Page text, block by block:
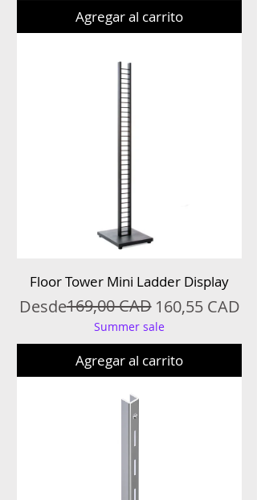
Agregar al carrito
Floor Tower Mini Ladder Display
Desde
Precio169,00 CAD 160,55 CAD
Precio de oferta
Summer sale
Agregar al carrito